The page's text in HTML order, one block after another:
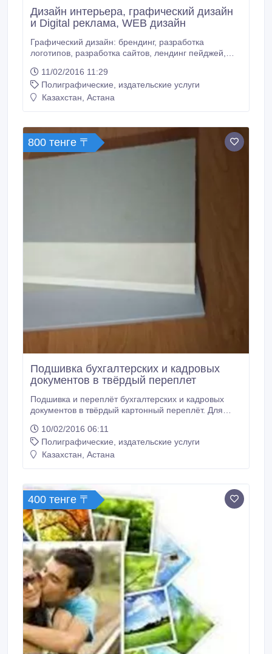
Дизайн интерьера, графический дизайн
и Digital реклама, WEB дизайн
Графический дизайн: брендинг, разработка
логотипов, разработка сайтов, лендинг пейджей,
обработка. Дизайн интерьера: 3д моделирование
планировки, 3д моделинг, дизайн каталогов.
11/02/2016 11:29
Полиграфические, издательские услуги
Казахстан, Астана
800 тенге 〒
Подшивка бухгалтерских и кадровых
документов в твёрдый переплет
Подшивка и переплёт бухгалтерских и кадровых
документов в твёрдый картонный переплёт. Для
документы ИП, конфиденциальность и аккуратность
гарантирую. Мы переплетаем бухгалтерские,
финансовые и кадровые документы, техническую и
10/02/2016 06:11
Полиграфические, издательские услуги
Казахстан, Астана
400 тенге 〒